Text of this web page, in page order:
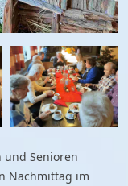
und Senioren
Nachmittag im